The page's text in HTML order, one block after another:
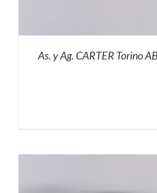
As. y Ag. CARTER Torino